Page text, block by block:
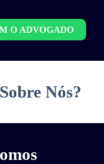
O ADVOGADO
Nós?